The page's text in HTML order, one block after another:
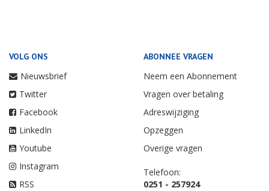
VOLG ONS
Nieuwsbrief
Twitter
Facebook
LinkedIn
Youtube
Instagram
RSS
ABONNEE VRAGEN
Neem een Abonnement
Vragen over betaling
Adreswijziging
Opzeggen
Overige vragen
Telefoon:
0251 - 257924